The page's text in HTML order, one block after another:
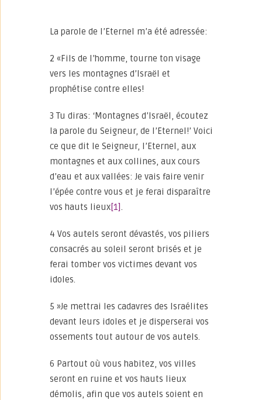
La parole de l’Eternel m’a été adressée:
2 «Fils de l’homme, tourne ton visage
vers les montagnes d’Israël et
prophétise contre elles!
3 Tu diras: ‘Montagnes d’Israël, écoutez
la parole du Seigneur, de l’Eternel!’ Voici
ce que dit le Seigneur, l’Eternel, aux
montagnes et aux collines, aux cours
d’eau et aux vallées: Je vais faire venir
l’épée contre vous et je ferai disparaître
vos hauts lieux[1].
4 Vos autels seront dévastés, vos piliers
consacrés au soleil seront brisés et je
ferai tomber vos victimes devant vos
idoles.
5 »Je mettrai les cadavres des Israélites
devant leurs idoles et je disperserai vos
ossements tout autour de vos autels.
6 Partout où vous habitez, vos villes
seront en ruine et vos hauts lieux
démolis, afin que vos autels soient en